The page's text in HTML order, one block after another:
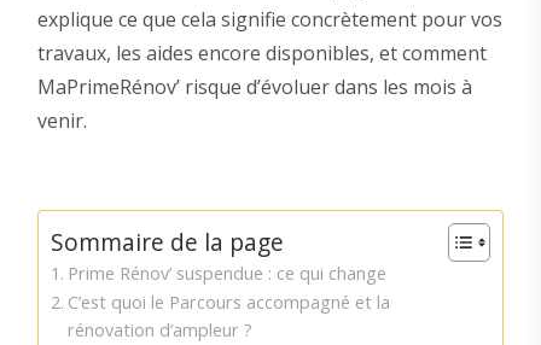
explique ce que cela signifie concrètement pour vos
travaux, les aides encore disponibles, et comment
MaPrimeRénov’ risque d’évoluer dans les mois à
venir.
Sommaire de la page
Prime Rénov’ suspendue : ce qui change
C’est quoi le Parcours accompagné et la
rénovation d’ampleur ?